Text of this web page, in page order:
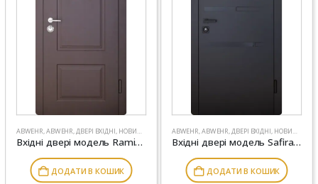
ABWEHR ,ABWEHR ДВЕРІ ВХІДНІ НОВИНКИ
Вхідні двері модель Ramina комплектація Classic ABWEHR (509)
ДОДАТИ В КОШИК
ABWEHR ,ABWEHR ДВЕРІ ВХІДНІ НОВИНКИ
Вхідні двері модель Safira комплектація Classic ABWEHR (489)
ДОДАТИ В КОШИК